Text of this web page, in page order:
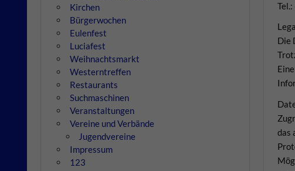
Die
das
Kirchen
Bürgerwochen
Eulenfest
Luciafest
Weihnachtsmarkt
Westerntreffen
Restaurants
Suchmaschinen
Veranstaltungen
Vereine und Verbände
Jugendvereine
Impressum
123